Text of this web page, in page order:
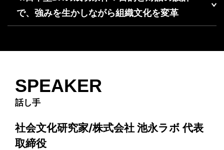
で、強みを生かしながら組織文化を変革
SPEAKER
話し手
社会文化研究家/株式会社 池永ラボ 代表
取締役